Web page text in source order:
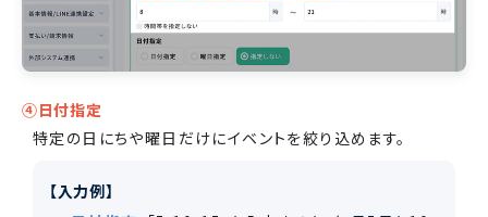
④日付指定
特定の日にちや曜日だけにイベントを絞り込めます。
【入力例】